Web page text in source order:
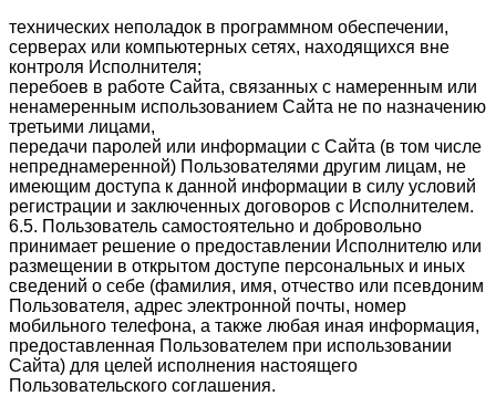
технических неполадок в программном обеспечении,
серверах или компьютерных сетях, находящихся вне
контроля Исполнителя;
перебоев в работе Сайта, связанных с намеренным или
ненамеренным использованием Сайта не по назначению
третьими лицами,
передачи паролей или информации с Сайта (в том числе
непреднамеренной) Пользователями другим лицам, не
имеющим доступа к данной информации в силу условий
регистрации и заключенных договоров с Исполнителем.
6.5. Пользователь самостоятельно и добровольно
принимает решение о предоставлении Исполнителю или
размещении в открытом доступе персональных и иных
сведений о себе (фамилия, имя, отчество или псевдоним
Пользователя, адрес электронной почты, номер
мобильного телефона, а также любая иная информация,
предоставленная Пользователем при использовании
Сайта) для целей исполнения настоящего
Пользовательского соглашения.